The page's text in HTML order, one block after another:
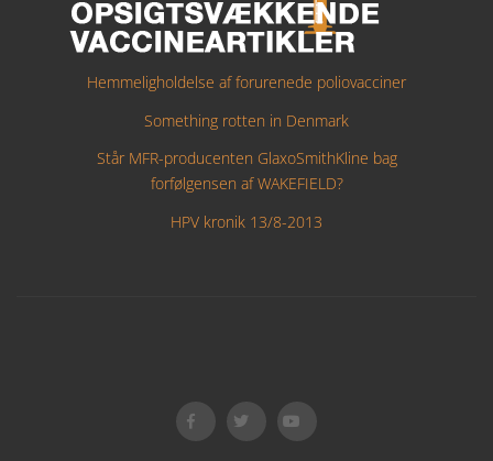
Hemmeligholdelse af forurenede poliovacciner
Something rotten in Denmark
Står MFR-producenten GlaxoSmithKline bag
forfølgensen af WAKEFIELD?
HPV kronik 13/8-2013